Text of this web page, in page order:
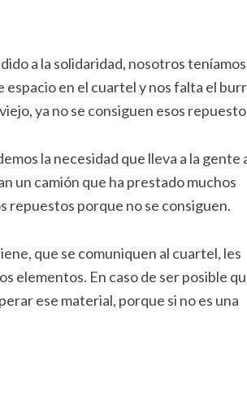
a la solidaridad, nosotros
espacio en el cuartel y nos falta el
ya no se consiguen esos
la necesidad que lleva a la gente
un camión que ha prestado muchos
repuestos porque no se consiguen.
que se comuniquen al cuartel, les
elementos. En caso de ser posible
ese material, porque si no es una